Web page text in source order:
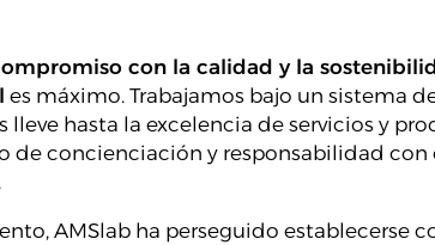
con la calidad y la
es máximo. Trabajamos bajo un sistema
hasta la excelencia de servicios y
de concienciación y responsabilidad con
AMSlab ha perseguido establecerse